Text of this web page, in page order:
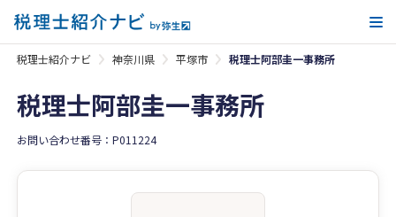
税理士紹介ナビ 神奈川県 平塚市 税理士阿部圭一事務所
税理士阿部圭一事務所
お問い合わせ番号：P011224